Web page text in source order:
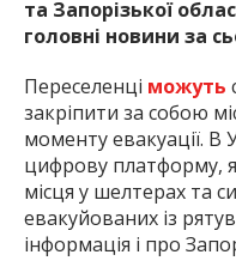
та Запорізької
головні новини за
Переселенці можуть
закріпити за собою
моменту евакуації. В
цифрову платформу,
місця у шелтерах та
евакуйованих із
інформація і про